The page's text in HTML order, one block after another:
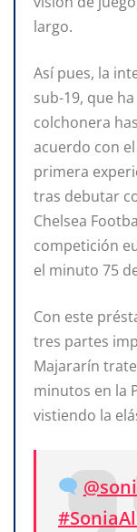
largo.
Así pues, la
sub-19, que
colchonera
acuerdo con
primera
tras debutar
Chelsea
competición
el minuto 75
Con este
tres partes
Majararín
minutos en la
vistiendo la